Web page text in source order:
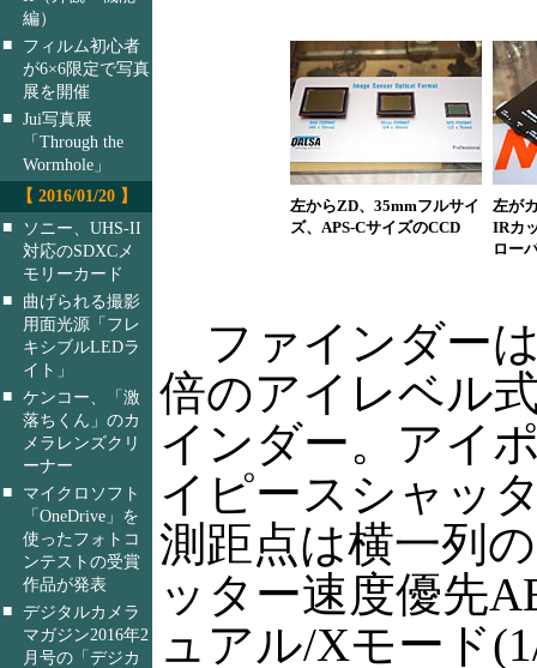
編）
■
フィルム初心者
が6×6限定で写真
展を開催
■ Jui写真展
「Through the
Wormhole」
【 2016/01/20 】
■
ソニー、UHS-II
対応のSDXCメ
モリーカード
■
曲げられる撮影
用面光源「フレ
キシブルLEDラ
イト」
■ ケンコー、「激
落ちくん」のカ
メラレンズクリ
ーナー
■
マイクロソフト
「OneDrive」を
使ったフォトコ
ンテストの受賞
作品が発表
■ デジタルカメラ
マガジン2016年2
月号の「デジカ
左からZD、35mmフルサイ
ズ、APS-CサイズのCCD
左が
IRカ
ロー
ファインダーは
倍のアイレベル
インダー。アイ
イピースシャッ
測距点は横一列
ッター速度優先
ュアル/Xモード